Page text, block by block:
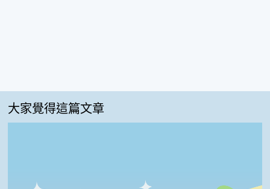
大家覺得這篇文章